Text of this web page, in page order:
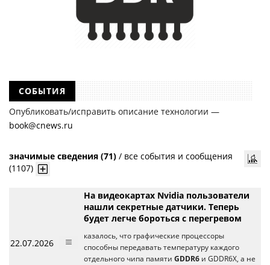
СОБЫТИЯ
Опубликовать/исправить описание технологии —
book@cnews.ru
значимые сведения (71) / все события и сообщения
(1107)
22.07.2026
На видеокартах Nvidia пользователи
нашли секретные датчики. Теперь
будет легче бороться с перегревом
казалось, что графические процессоры
способны передавать температуру каждого
отдельного чипа памяти GDDR6 и GDDR6X, а не